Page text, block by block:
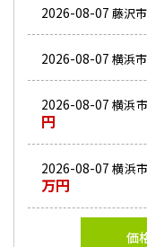
2026-08-07 藤沢
2026-08-07 横浜
2026-08-07 横浜
円
2026-08-07 横浜
万円
価